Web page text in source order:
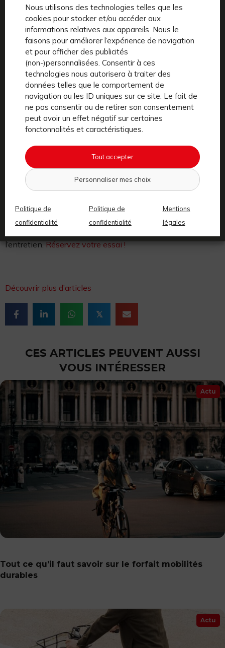
Nous utilisons des technologies telles que les
cookies pour stocker et/ou accéder aux
informations relatives aux appareils. Nous le
faisons pour améliorer l’expérience de navigation
et pour afficher des publicités
(non-)personnalisées. Consentir à ces
technologies nous autorisera à traiter des
données telles que le comportement de
navigation ou les ID uniques sur ce site. Le fait de
ne pas consentir ou de retirer son consentement
peut avoir un effet négatif sur certaines
fonctonnalités et caractéristiques.
Tout accepter
Personnaliser mes choix
Politique de
confidentialité
Politique de
confidentialité
Mentions
légales
sécurité lors de vos trajets en ville.
Un service complet pour une totale
tranquillité d’esprit
L’abonnement RED-WILL ne se limite pas à un vélo
performant. En plus de la maintenance incluse, RED-WILL
offre une intervention ultra rapide à J+1 en cas de panne
ou de problème technique. Plus besoin de vous soucier des
l’entretien
sont pris en charge.
En optant pour RED-WILL, vous choisissez la sérénité et
un vélo électrique de haute qualité, idéal pour vos trajets
domicile-travail en ville. C’est une solution clé en main qui
vous permet de profiter des avantages d’un vélo électrique
l’entretien.Réservez votre essai !
Découvrir plus d’articles
𝕏
CES ARTICLES PEUVENT AUSSI
VOUS INTÉRESSER
Actu
Tout ce qu’il faut savoir sur le forfait mobilités
durables
Actu